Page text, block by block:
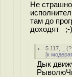
Не
там до
доходят ;-)
5.117 (
[к
Дык